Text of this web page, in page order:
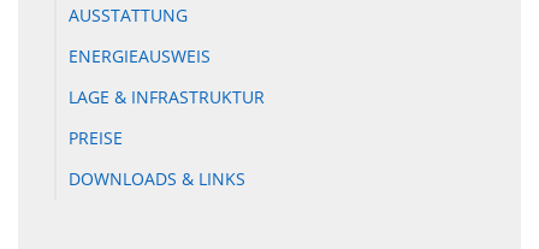
AUSSTATTUNG
ENERGIEAUSWEIS
LAGE & INFRASTRUKTUR
PREISE
DOWNLOADS & LINKS